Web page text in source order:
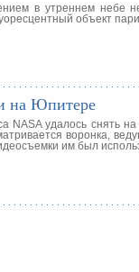
в утреннем небе
объект
на Юпитере
NASA удалось
воронка,
им был